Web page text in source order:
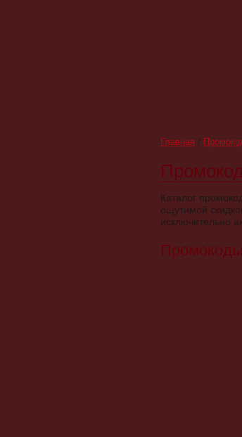
Главная /
Каталог
ощутимой
исключительно